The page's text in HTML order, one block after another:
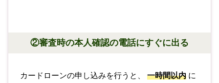
②審査時の本人確認の電話にすぐに出る
カードローンの申し込みを行うと、一時間以内 に